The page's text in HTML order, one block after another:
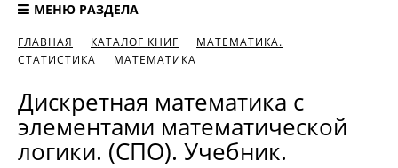
МЕНЮ РАЗДЕЛА
ГЛАВНАЯ КАТАЛОГ КНИГ
МАТЕМАТИКА.
СТАТИСТИКА
МАТЕМАТИКА
Дискретная математика с
элементами математической
логики. (СПО). Учебник.